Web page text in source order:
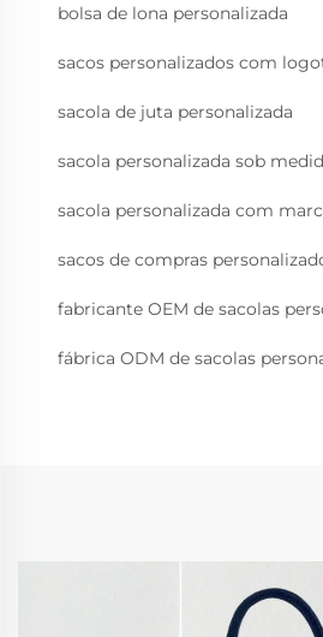
bolsa de lona personalizada
sacos personalizados com
sacola de juta personalizada
sacola personalizada sob
sacola personalizada com
sacos de compras
fabricante OEM de sacolas
fábrica ODM de sacolas